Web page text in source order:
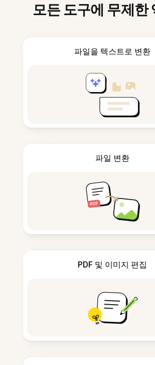
모든 도구에 무제한
파일을 텍스트로 변환
파일 변환
PDF 및 이미지 편집